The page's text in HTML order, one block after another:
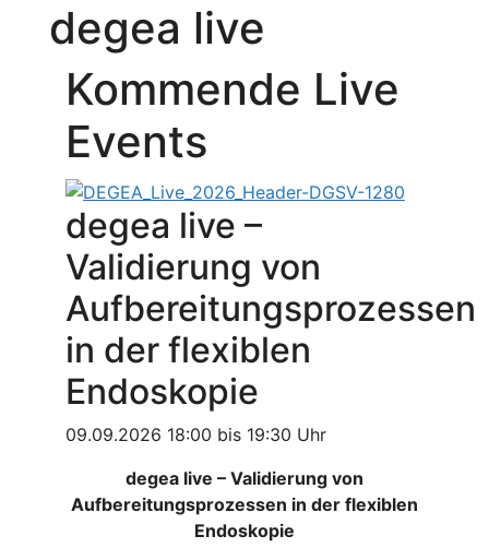
degea live
Kommende Live
Events
degea live –
Validierung von
Aufbereitungsprozessen
in der flexiblen
Endoskopie
09.09.2026 18:00 bis 19:30 Uhr
degea live – Validierung von
Aufbereitungsprozessen in der flexiblen
Endoskopie